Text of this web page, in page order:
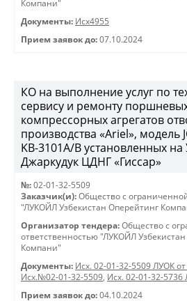
Компани"
Документы: Исх4955
Прием заявок до: 07.10.2024
КО на выполнение услуг по
сервису и ремонту
компрессорных агрегатов
производства «Ariel», модель
KB-3101А/B установленных
Джаркудук ЦДНГ «Гиссар»
№: 02-01-32-5509
Заказчик(и): Общество с
"ЛУКОЙЛ Узбекистан Оперейтинг
Организатор тендера: Общество с
ответственностью "ЛУКОЙЛ
Компани"
Документы: Исх. 02-01-32-5509 ЛУОК
Исх.№02-01-32-5509, Исх. 02-01-32-5736
Прием заявок до: 04.10.2024